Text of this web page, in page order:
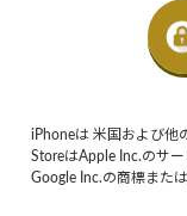
iPhoneは 米国および他
StoreはApple Inc.のサ
Google Inc.の商標また